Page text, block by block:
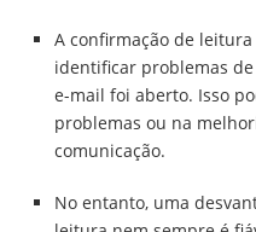
A confirmação de
identificar problemas
e-mail foi aberto. Isso
problemas ou na
comunicação.
No entanto, uma